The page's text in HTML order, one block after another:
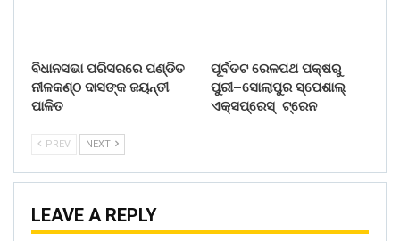
ବିଧାନସଭା ପରିସରରେ ପଣ୍ଡିତ
ନୀଳକଣ୍ଠ ଦାସଙ୍କ ଜୟନ୍ତୀ
ପାଳିତ
ପୂର୍ବତଟ ରେଳପଥ ପକ୍ଷରୁ
ପୁରୀ–ସୋଲାପୁର ସ୍ପେଶାଲ୍
ଏକ୍ସପ୍ରେସ୍ ଟ୍ରେନ
PREV NEXT
LEAVE A REPLY